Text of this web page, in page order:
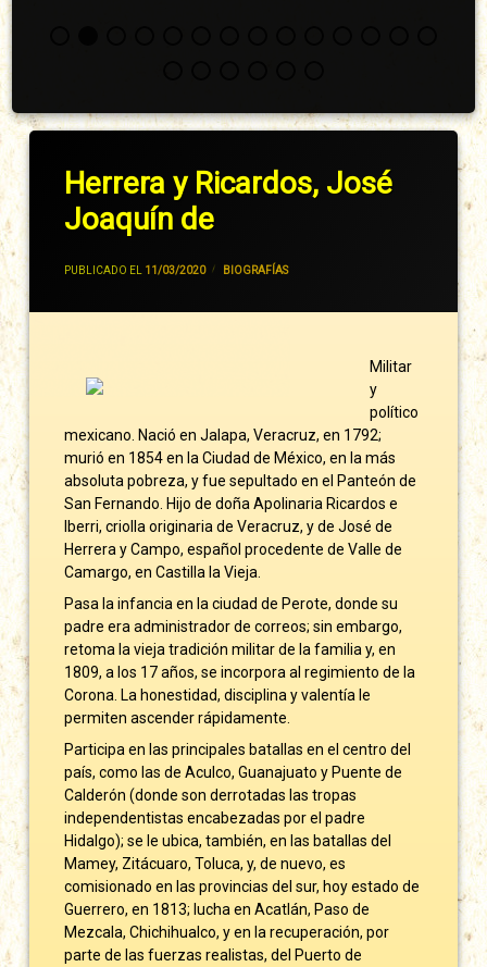
Herrera y Ricardos, José
Joaquín de
PUBLICADO EL 11/03/2020
JIVANCM
CATEGORÍAS:
BIOGRAFÍAS
Militar
y
político
mexicano. Nació en Jalapa, Veracruz, en 1792;
murió en 1854 en la Ciudad de México, en la más
absoluta pobreza, y fue sepultado en el Panteón de
San Fernando. Hijo de doña Apolinaria Ricardos e
Iberri, criolla originaria de Veracruz, y de José de
Herrera y Campo, español procedente de Valle de
Camargo, en Castilla la Vieja.
Pasa la infancia en la ciudad de Perote, donde su
padre era administrador de correos; sin embargo,
retoma la vieja tradición militar de la familia y, en
1809, a los 17 años, se incorpora al regimiento de la
Corona. La honestidad, disciplina y valentía le
permiten ascender rápidamente.
Participa en las principales batallas en el centro del
país, como las de Aculco, Guanajuato y Puente de
Calderón (donde son derrotadas las tropas
independentistas encabezadas por el padre
Hidalgo); se le ubica, también, en las batallas del
Mamey, Zitácuaro, Toluca, y, de nuevo, es
comisionado en las provincias del sur, hoy estado de
Guerrero, en 1813; lucha en Acatlán, Paso de
Mezcala, Chichihualco, y en la recuperación, por
parte de las fuerzas realistas, del Puerto de